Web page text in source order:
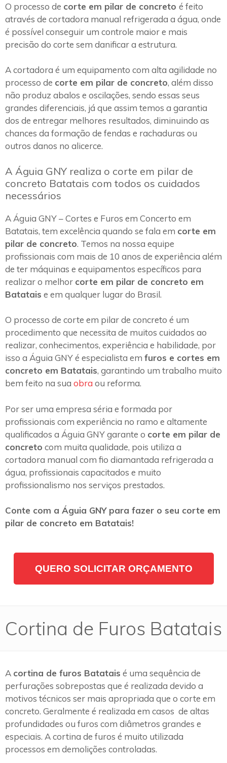
O processo de corte em pilar de concreto é feito
através de cortadora manual refrigerada a água, onde
é possível conseguir um controle maior e mais
precisão do corte sem danificar a estrutura.
A cortadora é um equipamento com alta agilidade no
processo de corte em pilar de concreto, além disso
não produz abalos e oscilações, sendo essas seus
grandes diferenciais, já que assim temos a garantia
dos de entregar melhores resultados, diminuindo as
chances da formação de fendas e rachaduras ou
outros danos no alicerce.
A Águia GNY realiza o corte em pilar de
concreto Batatais com todos os cuidados
necessários
A Águia GNY – Cortes e Furos em Concerto em
Batatais, tem excelência quando se fala em corte em
pilar de concreto. Temos na nossa equipe
profissionais com mais de 10 anos de experiência além
de ter máquinas e equipamentos específicos para
realizar o melhor corte em pilar de concreto em
Batatais e em qualquer lugar do Brasil.
O processo de corte em pilar de concreto é um
procedimento que necessita de muitos cuidados ao
realizar, conhecimentos, experiência e habilidade, por
isso a Águia GNY é especialista em furos e cortes em
concreto em Batatais, garantindo um trabalho muito
bem feito na sua obra ou reforma.
Por ser uma empresa séria e formada por
profissionais com experiência no ramo e altamente
qualificados a Águia GNY garante o corte em pilar de
concreto com muita qualidade, pois utiliza a
cortadora manual com fio diamantada refrigerada a
água, profissionais capacitados e muito
profissionalismo nos serviços prestados.
Conte com a Águia GNY para fazer o seu corte em
pilar de concreto em Batatais!
QUERO SOLICITAR ORÇAMENTO
Cortina de Furos Batatais
A cortina de furos Batatais é uma sequência de
perfurações sobrepostas que é realizada devido a
motivos técnicos ser mais apropriada que o corte em
concreto. Geralmente é realizada em casos de altas
profundidades ou furos com diâmetros grandes e
especiais. A cortina de furos é muito utilizada
processos em demolições controladas.